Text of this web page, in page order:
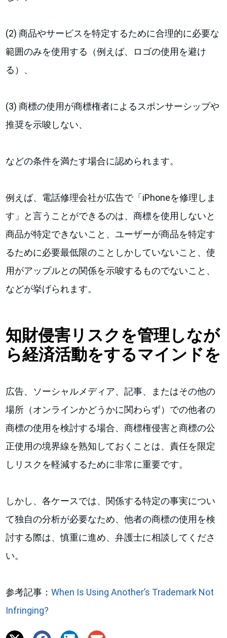
(2) 商品やサービスを特定するために合理的に必要な
範囲のみを使用する（例えば、ロゴの使用を避け
る）、
(3) 商標の使用が商標権者によるスポンサーシップや
推奨を示唆しない、
などの条件を満たす場合に認められます。
例えば、電話修理会社が広告で「iPhoneを修理しま
す」と言うことができるのは、商標を使用しないと
商品が特定できないこと、ユーザーが商品を特定す
るために必要最低限のことしかしていないこと、使
用がアップルとの関係を示唆するものでないこと、
などが挙げられます。
知財侵害リスクを管理しなが
ら経済活動をするマインドを
広告、ソーシャルメディア、記事、またはその他の
場所（オンラインかどうかに関わらず）での他者の
商標の使用を検討する場合、商標権侵害と商標の公
正使用の境界線を熟知しておくことは、責任を限定
しリスクを軽減するために非常に重要です。
しかし、各ケースでは、関係する特定の事実につい
て独自の分析が必要なため、他者の商標の使用を検
討する際は、慎重に進め、弁護士に相談してくださ
い。
参考記事：When Is Using Another’s Trademark Not
Infringing?